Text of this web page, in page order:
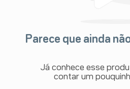
Parece que ainda
Já conhece esse
contar um